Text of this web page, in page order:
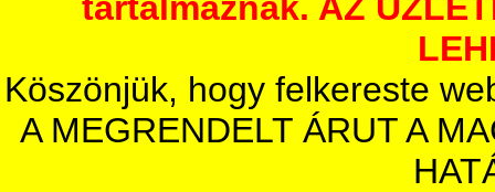
Köszönjük, hogy felkereste
A MEGRENDELT ÁRUT A